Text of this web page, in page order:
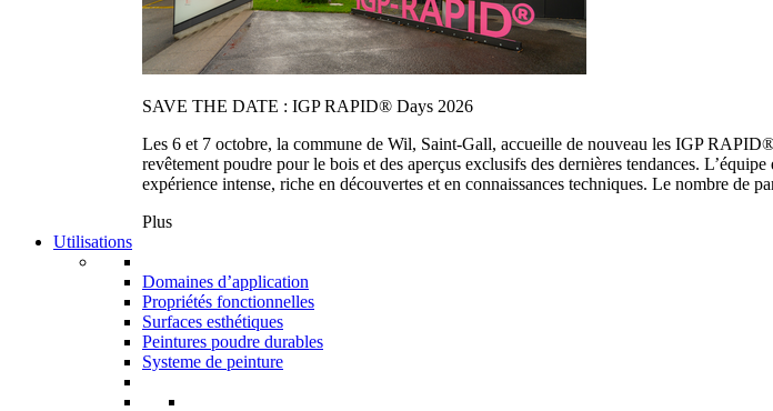
SAVE THE DATE : IGP RAPID® Days 2026
Les 6 et 7 octobre, la commune de Wil, Saint-Gall, accueille de nouveau les IGP
revêtement poudre pour le bois et des aperçus exclusifs des dernières tendances.
expérience intense, riche en découvertes et en connaissances techniques. Le nombre de
Plus
Utilisations
Domaines d’application
Propriétés fonctionnelles
Surfaces esthétiques
Peintures poudre durables
Systeme de peinture